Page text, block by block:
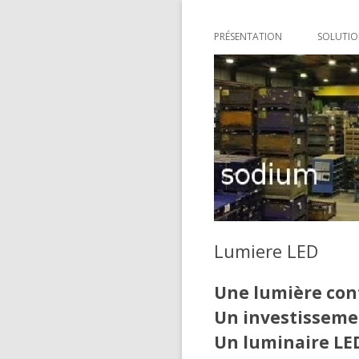
PRÉSENTATION
Lumiere LED
Une lumière
Un
Un luminaire